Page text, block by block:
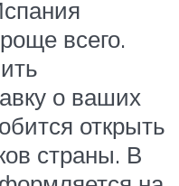
всего.
о ваших
открыть
страны. В